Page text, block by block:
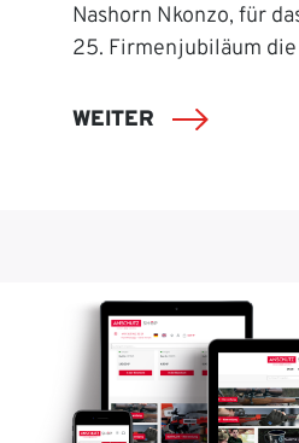
Nashorn Nkonzo, für
25. Firmenjubiläum die
WEITER